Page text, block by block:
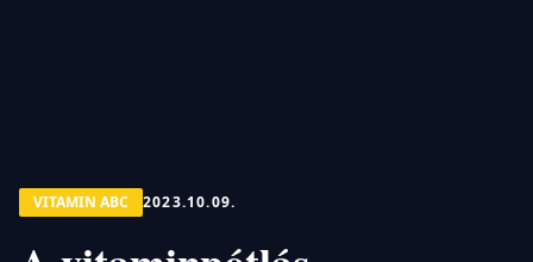
VITAMIN ABC 2023.10.09.